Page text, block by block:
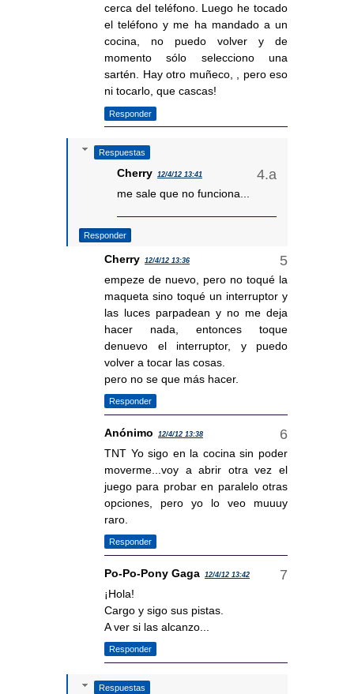
cerca del teléfono. Luego he tocado
el teléfono y me ha mandado a un
cocina, no puedo volver y de
momento sólo selecciono una
sartén. Hay otro muñeco, , pero eso
ni tocarlo, que cascas!
Responder
Respuestas
Cherry 12/4/12 13:41
me sale que no funciona...
Responder
Cherry 12/4/12 13:36
empeze de nuevo, pero no toqué la
maqueta sino toqué un interruptor y
las luces parpadean y no me deja
hacer nada, entonces toque
denuevo el interruptor, y puedo
volver a tocar las cosas.
pero no se que más hacer.
Responder
Anónimo 12/4/12 13:38
TNT Yo sigo en la cocina sin poder
moverme...voy a abrir otra vez el
juego para probar en paralelo otras
opciones, pero yo lo veo muuuy
raro.
Responder
Po-Po-Pony Gaga 12/4/12 13:42
¡Hola!
Cargo y sigo sus pistas.
A ver si las alcanzo...
Responder
Respuestas